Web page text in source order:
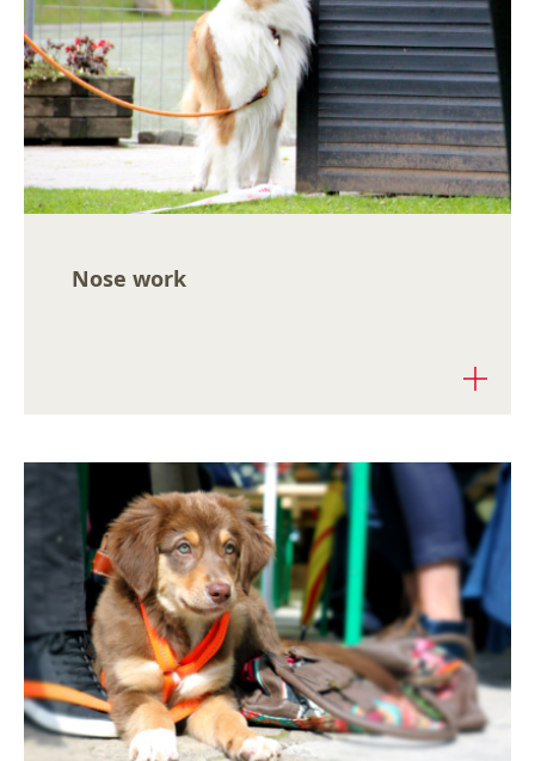
Nose work